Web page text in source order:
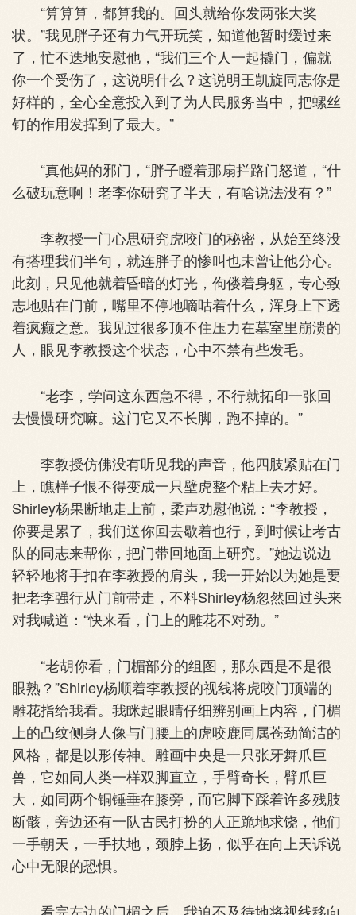
“算算算，都算我的。回头就给你发两张大奖
状。”我见胖子还有力气开玩笑，知道他暂时缓过来
了，忙不迭地安慰他，“我们三个人一起撬门，偏就
你一个受伤了，这说明什么？这说明王凯旋同志你是
好样的，全心全意投入到了为人民服务当中，把螺丝
钉的作用发挥到了最大。”
“真他妈的邪门，“胖子瞪着那扇拦路门怒道，“什
么破玩意啊！老李你研究了半天，有啥说法没有？”
李教授一门心思研究虎咬门的秘密，从始至终没
有搭理我们半句，就连胖子的惨叫也未曾让他分心。
此刻，只见他就着昏暗的灯光，佝偻着身躯，专心致
志地贴在门前，嘴里不停地嘀咕着什么，浑身上下透
着疯癫之意。我见过很多顶不住压力在墓室里崩溃的
人，眼见李教授这个状态，心中不禁有些发毛。
“老李，学问这东西急不得，不行就拓印一张回
去慢慢研究嘛。这门它又不长脚，跑不掉的。”
李教授仿佛没有听见我的声音，他四肢紧贴在门
上，瞧样子恨不得变成一只壁虎整个粘上去才好。
Shirley杨果断地走上前，柔声劝慰他说：“李教授，
你要是累了，我们送你回去歇着也行，到时候让考古
队的同志来帮你，把门带回地面上研究。”她边说边
轻轻地将手扣在李教授的肩头，我一开始以为她是要
把老李强行从门前带走，不料Shirley杨忽然回过头来
对我喊道：“快来看，门上的雕花不对劲。”
“老胡你看，门楣部分的组图，那东西是不是很
眼熟？”Shirley杨顺着李教授的视线将虎咬门顶端的
雕花指给我看。我眯起眼睛仔细辨别画上内容，门楣
上的凸纹侧身人像与门腰上的虎咬鹿同属苍劲简洁的
风格，都是以形传神。雕画中央是一只张牙舞爪巨
兽，它如同人类一样双脚直立，手臂奇长，臂爪巨
大，如同两个铜锤垂在膝旁，而它脚下踩着许多残肢
断骸，旁边还有一队古民打扮的人正跪地求饶，他们
一手朝天，一手扶地，颈脖上扬，似乎在向上天诉说
心中无限的恐惧。